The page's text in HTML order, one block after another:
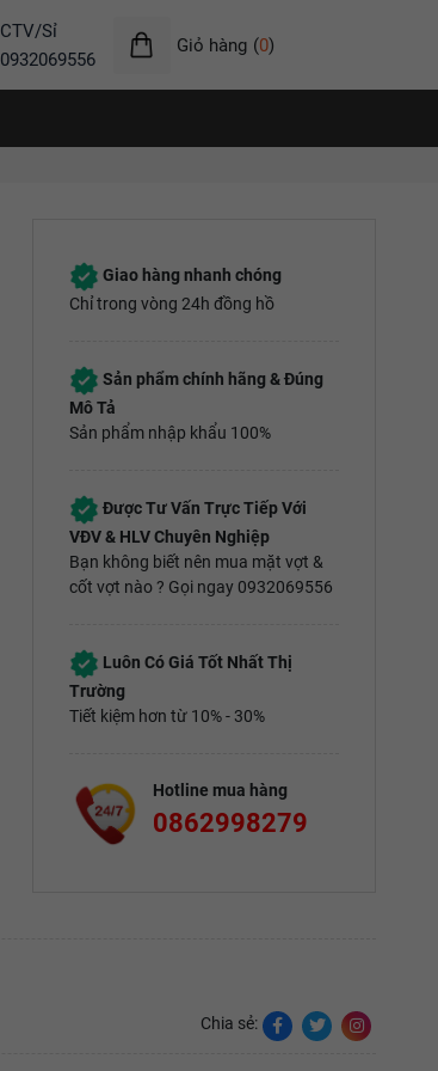
CTV/Sỉ
0932069556
Giỏ hàng (0)
Giao hàng nhanh chóng
Chỉ trong vòng 24h đồng hồ
Sản phẩm chính hãng & Đúng
Mô Tả
Sản phẩm nhập khẩu 100%
Được Tư Vấn Trực Tiếp Với
VĐV & HLV Chuyên Nghiệp
Bạn không biết nên mua mặt vợt &
cốt vợt nào ? Gọi ngay 0932069556
Luôn Có Giá Tốt Nhất Thị
Trường
Tiết kiệm hơn từ 10% - 30%
Hotline mua hàng
0862998279
Chia sẻ: